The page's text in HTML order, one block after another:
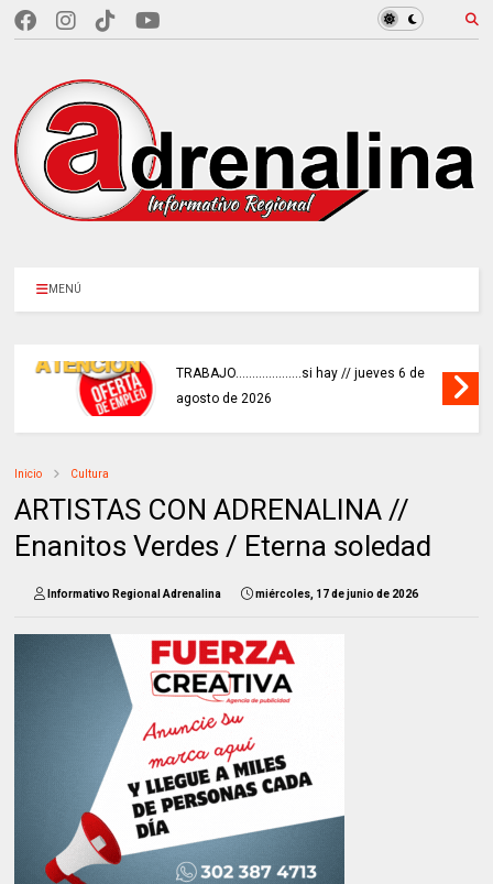
MENÚ
TRABAJO....................si hay // jueves 6 de
agosto de 2026
Inicio Cultura
ARTISTAS CON ADRENALINA //
Enanitos Verdes / Eterna soledad
Informativo Regional Adrenalina miércoles, 17 de junio de 2026